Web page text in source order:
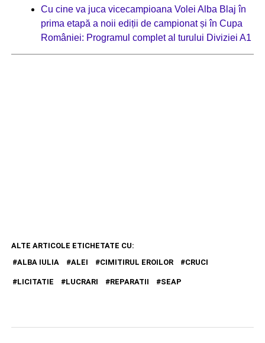
Cu cine va juca vicecampioana Volei Alba Blaj în
prima etapă a noii ediții de campionat și în Cupa
României: Programul complet al turului Diviziei A1
ALTE ARTICOLE ETICHETATE CU:
ALBA IULIA
ALEI CIMITIRUL EROILOR CRUCI
LICITATIE LUCRARI REPARATII SEAP